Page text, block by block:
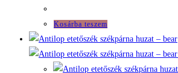
Kosárba teszem